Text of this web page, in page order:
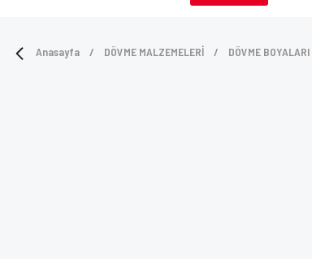
Anasayfa DÖVME MALZEMELERİ DÖVME BOYALARI